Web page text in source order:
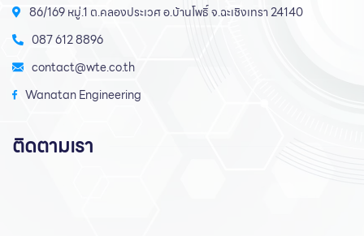
86/169 หมู่.1 ต.คลองประเวศ อ.บ้านโพธิ์ จ.ฉะเชิงเทรา 24140
087 612 8896
contact@wte.co.th
Wanatan Engineering
ติดตามเรา